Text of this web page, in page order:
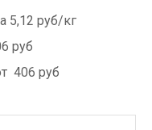
5,12 руб/кг
руб
406 руб